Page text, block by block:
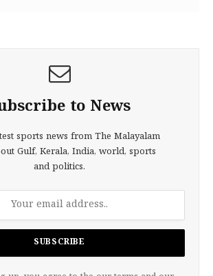
to News
sports news from The Malayalam
Gulf, Kerala, India, world, sports
and politics.